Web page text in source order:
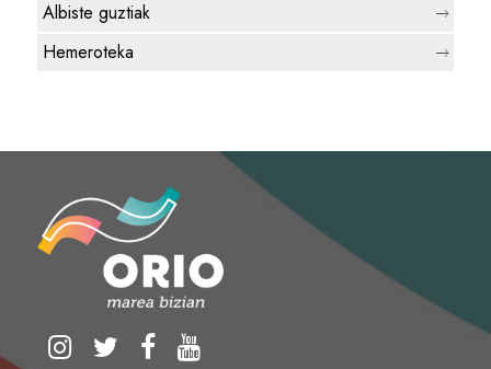
Albiste guztiak
Hemeroteka